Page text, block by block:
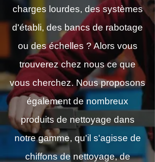
charges lourdes, des systèmes
d'établi, des bancs de rabotage
ou des échelles ? Alors vous
trouverez chez nous ce que
vous cherchez. Nous proposons
également de nombreux
produits de nettoyage dans
notre gamme, qu'il s'agisse de
chiffons de nettoyage, de